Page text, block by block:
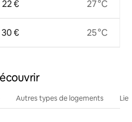
22 €
30 €
27 °C
25 °C
Autres types de logements